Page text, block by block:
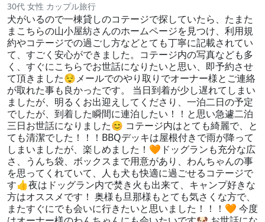
30代 女性 カップル旅行
犬がいるので一棟貸しのコテージで探していたら、たまた
まこちらの山小屋紡さんのホームページを見つけ、利用規
約やコテージでの過ごし方などとても丁寧に記載されてい
て、すごく安心ができました。コテージ内の写真なども多
く、すぐにこちらでお世話になりたいと思い、即予約させ
て頂きました😌メールでのやり取りでオーナー様とご連絡
が取れた事も良かったです。 当日到着が少し遅れてしまい
ましたが、明るくお出迎えしてくださり、一泊二日の予定
でしたが、到着した瞬間に連泊したい！！と思い急遽二泊
三日お世話になりました😊 コテージ内はとても綺麗で、と
ても清潔でした！！！BBQデッキは屋根付きで雨が降って
しまいましたが、楽しめました！🧡ドッグランも充分な広
さ、うんち袋、ボックスまで用意があり、わんちゃんの事
を思ってくれていて、人も犬も快適に過ごせるコテージで
す👍夜はドッグラン内で焚き火も出来て、キャンプ好きな
方はオススメです！ 奥様も旦那様もとても気さくな方で、
またすぐにでも会いに行きたいと思いました！！！🧡 今度